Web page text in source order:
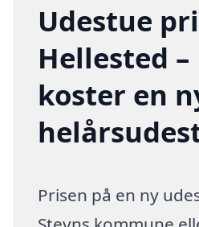
Udestue
Hellested –
koster en
Prisen på en ny